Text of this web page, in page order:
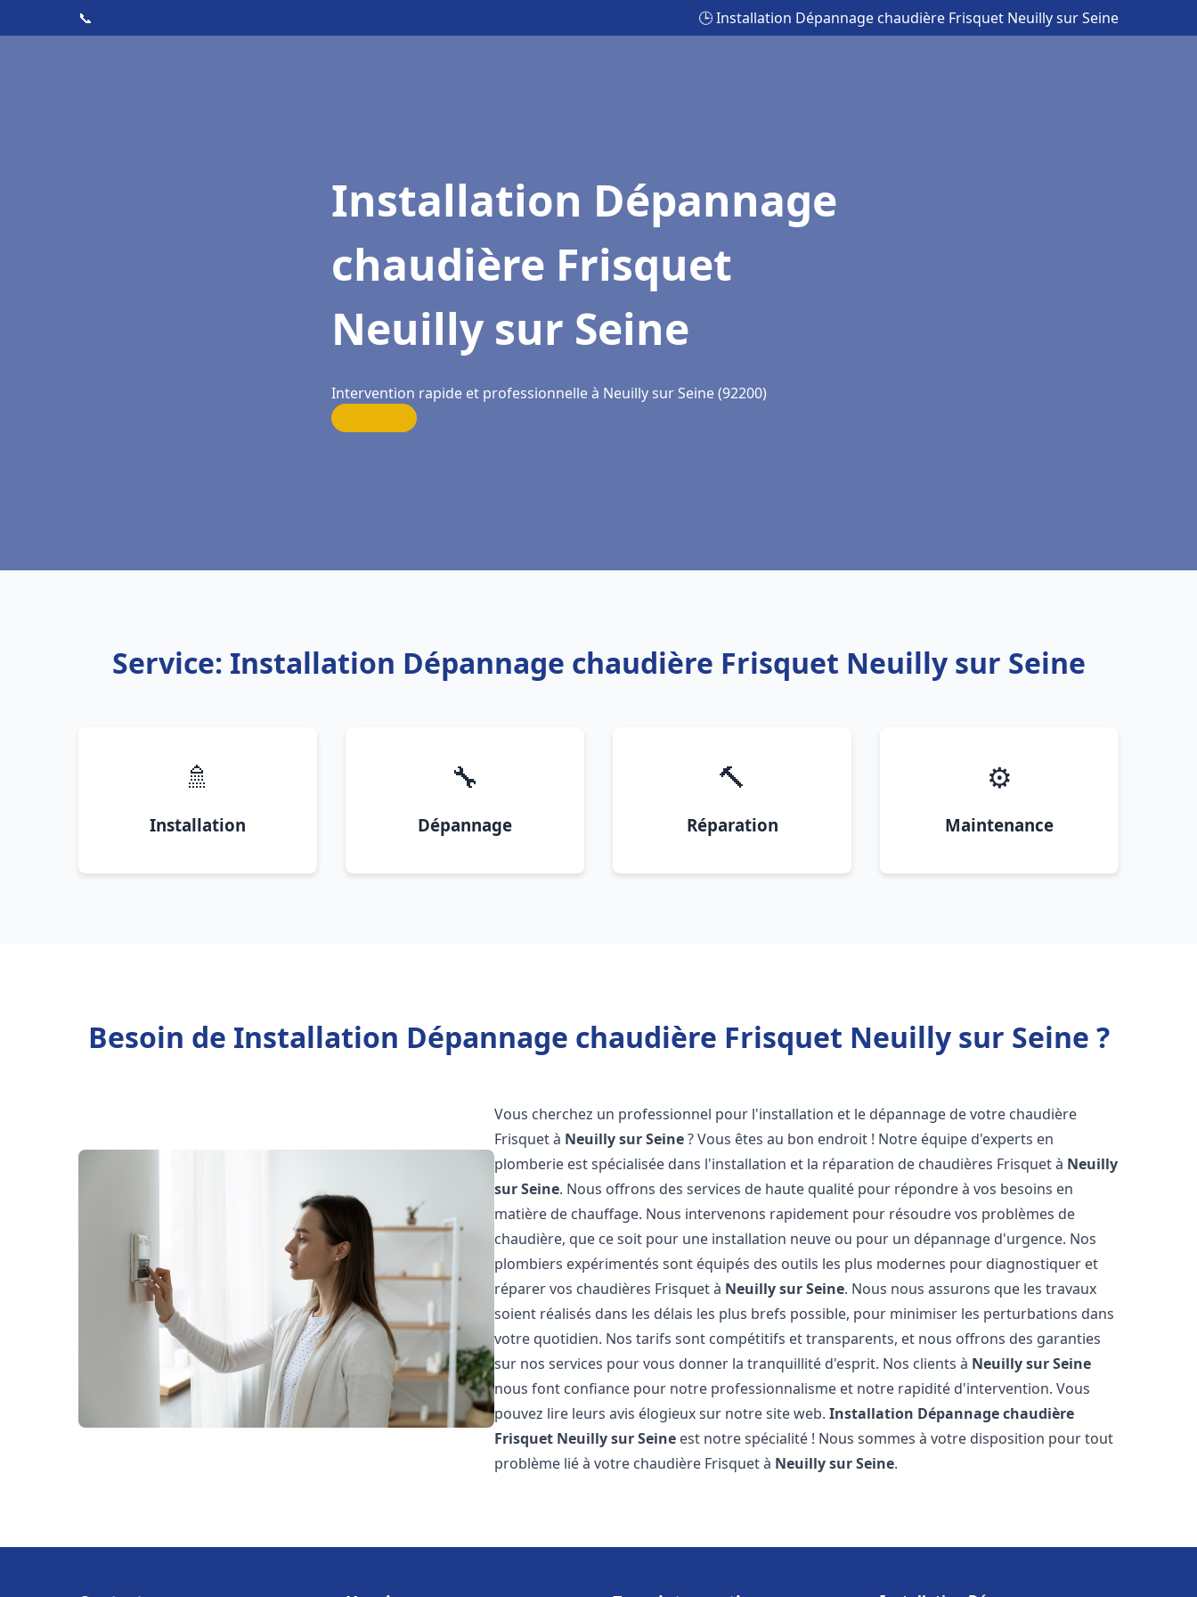
📞 🕒 Installation Dépannage chaudière Frisquet Neuilly sur Seine
Installation Dépannage
chaudière Frisquet
Neuilly sur Seine
Intervention rapide et professionnelle à Neuilly sur Seine (92200)
Service: Installation Dépannage chaudière Frisquet Neuilly sur Seine
🚿
Installation
🔧
Dépannage
🔨
Réparation
⚙️
Maintenance
Besoin de Installation Dépannage chaudière Frisquet Neuilly sur Seine ?
Vous cherchez un professionnel pour l'installation et le dépannage de votre chaudière
Frisquet à Neuilly sur Seine? Vous êtes au bon endroit ! Notre équipe d'experts en
plomberie est spécialisée dans l'installation et la réparation de chaudières Frisquet à Neuilly
sur Seine. Nous offrons des services de haute qualité pour répondre à vos besoins en
matière de chauffage. Nous intervenons rapidement pour résoudre vos problèmes de
chaudière, que ce soit pour une installation neuve ou pour un dépannage d'urgence. Nos
plombiers expérimentés sont équipés des outils les plus modernes pour diagnostiquer et
réparer vos chaudières Frisquet à Neuilly sur Seine. Nous nous assurons que les travaux
soient réalisés dans les délais les plus brefs possible, pour minimiser les perturbations dans
votre quotidien. Nos tarifs sont compétitifs et transparents, et nous offrons des garanties
sur nos services pour vous donner la tranquillité d'esprit. Nos clients à Neuilly sur Seine
nous font confiance pour notre professionnalisme et notre rapidité d'intervention. Vous
pouvez lire leurs avis élogieux sur notre site web.Installation Dépannage chaudière
Frisquet Neuilly sur Seine est notre spécialité ! Nous sommes à votre disposition pour tout
problème lié à votre chaudière Frisquet à Neuilly sur Seine.